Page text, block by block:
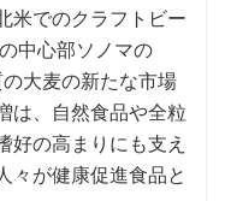
米でのクラフトビー
中心部ソノマの
大麦の新たな市場
は、自然食品や全粒
好の高まりにも支え
々が健康促進食品と